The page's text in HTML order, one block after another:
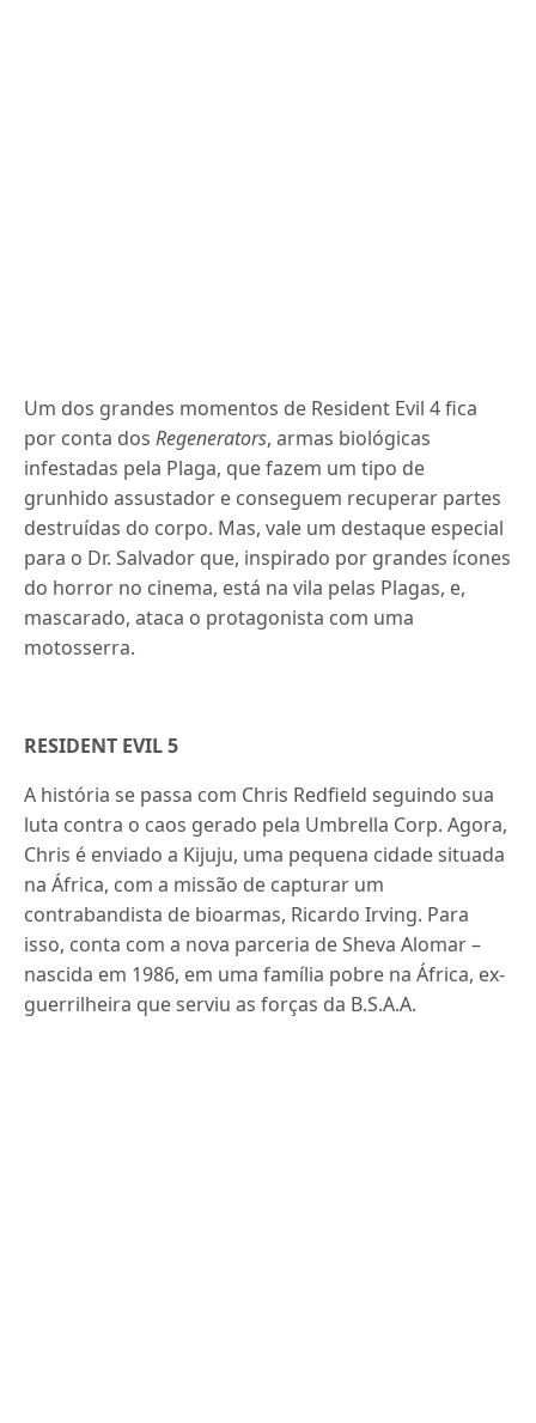
Um dos grandes momentos de Resident Evil 4 fica
por conta dosRegenerators, armas biológicas
infestadas pela Plaga, que fazem um tipo de
grunhido assustador e conseguem recuperar partes
destruídas do corpo. Mas, vale um destaque especial
para o Dr. Salvador que, inspirado por grandes ícones
do horror no cinema, está na vila pelas Plagas, e,
mascarado, ataca o protagonista com uma
motosserra.
RESIDENT EVIL 5
A história se passa com Chris Redfield seguindo sua
luta contra o caos gerado pela Umbrella Corp. Agora,
Chris é enviado a Kijuju, uma pequena cidade situada
na África, com a missão de capturar um
contrabandista de bioarmas, Ricardo Irving. Para
isso, conta com a nova parceria de Sheva Alomar –
nascida em 1986, em uma família pobre na África, ex-
guerrilheira que serviu as forças da B.S.A.A.